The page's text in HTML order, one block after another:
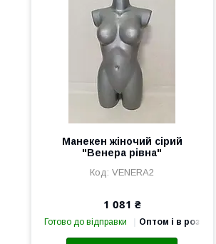
Манекен жіночий сірий
"Венера рівна"
VENERA2
1 081 ₴
Готово до відправки Оптом і в роздріб